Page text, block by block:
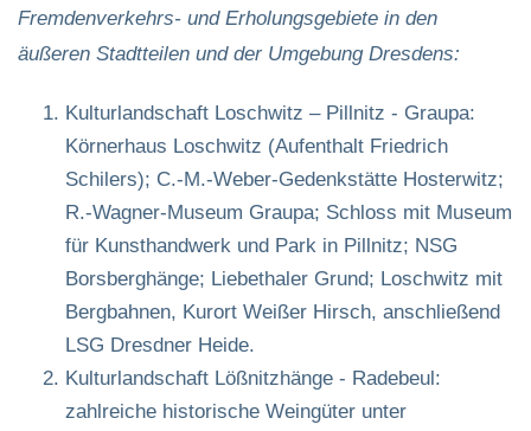
Fremdenverkehrs- und Erholungsgebiete in den
äußeren Stadtteilen und der Umgebung Dresdens:
Kulturlandschaft Loschwitz – Pillnitz - Graupa:
Körnerhaus Loschwitz (Aufenthalt Friedrich
Schilers); C.-M.-Weber-Gedenkstätte Hosterwitz;
R.-Wagner-Museum Graupa; Schloss mit Museum
für Kunsthandwerk und Park in Pillnitz; NSG
Borsberghänge; Liebethaler Grund; Loschwitz mit
Bergbahnen, Kurort Weißer Hirsch, anschließend
LSG Dresdner Heide.
Kulturlandschaft Lößnitzhänge - Radebeul:
zahlreiche historische Weingüter unter